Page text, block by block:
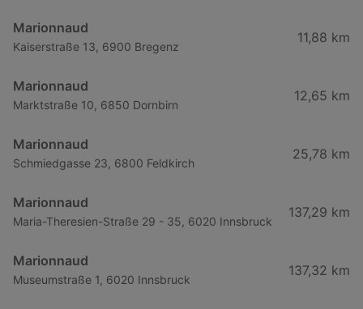
Marionnaud
Kaiserstraße 13, 6900 Bregenz
11,88 km
Marionnaud
Marktstraße 10, 6850 Dornbirn
12,65 km
Marionnaud
Schmiedgasse 23, 6800 Feldkirch
25,78 km
Marionnaud
Maria-Theresien-Straße 29 - 35, 6020 Innsbruck
137,29 km
Marionnaud
Museumstraße 1, 6020 Innsbruck
137,32 km